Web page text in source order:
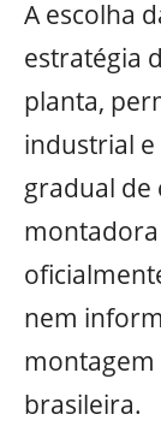
A escolha
estratégia
planta,
industrial
gradual de
nem
brasileira.